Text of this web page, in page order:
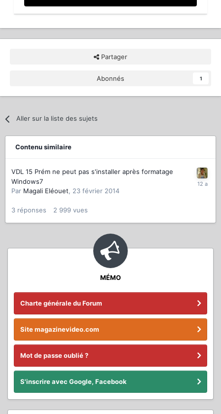
Partager
Abonnés 1
Aller sur la liste des sujets
Contenu similaire
VDL 15 Prém ne peut pas s'installer après formatage
Windows7
Par Magali Eléouet, 23 février 2014
3 réponses 2 999 vues
MÉMO
Charte générale du Forum
Site magazinevideo.com
Mot de passe oublié ?
S'inscrire avec Google, Facebook